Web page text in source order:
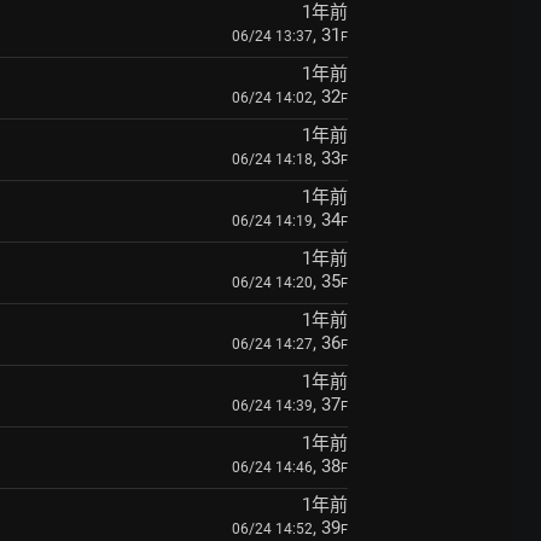
1年前
06/24 13:37, 31 F
1年前
06/24 14:02, 32F
1年前
06/24 14:18, 33F
1年前
06/24 14:19, 34F
1年前
06/24 14:20, 35F
1年前
06/24 14:27, 36F
1年前
06/24 14:39, 37F
1年前
06/24 14:46, 38F
1年前
06/24 14:52, 39F